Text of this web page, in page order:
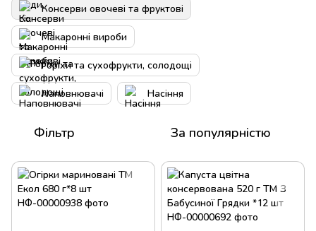
Консерви овочеві та фруктові
Макаронні вироби
Горіхи та сухофрукти, солодощі
Наповнювачі Насіння
Фільтр За популярністю